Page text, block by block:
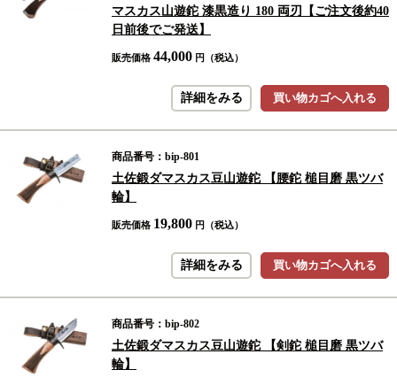
マスカス山遊鉈 漆黒造り 180 両刃【ご注文後約40
日前後でご発送】
販売価格 44,000 円（税込）
買い物カゴへ入れる
詳細をみる
商品番号：bip-801
土佐鍛ダマスカス豆山遊鉈 【腰鉈 槌目磨 黒ツバ
輪】
販売価格 19,800 円（税込）
買い物カゴへ入れる
詳細をみる
商品番号：bip-802
土佐鍛ダマスカス豆山遊鉈 【剣鉈 槌目磨 黒ツバ
輪】